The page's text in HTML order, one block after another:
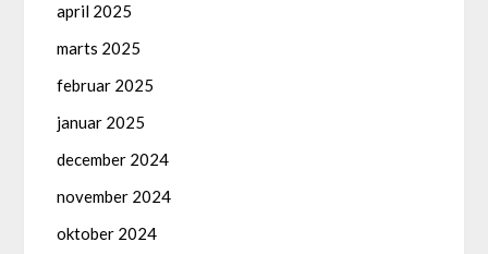
april 2025
marts 2025
februar 2025
januar 2025
december 2024
november 2024
oktober 2024